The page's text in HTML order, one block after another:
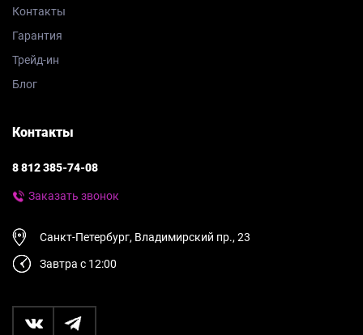
Контакты
Гарантия
Трейд-ин
Блог
Контакты
8 812 385-74-08
Заказать звонок
Санкт-Петербург, Владимирский пр., 23
Завтра с 12:00